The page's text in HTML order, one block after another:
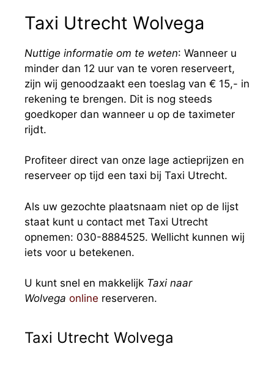
Taxi Utrecht Wolvega
Nuttige informatie om te weten: Wanneer u
minder dan 12 uur van te voren reserveert,
zijn wij genoodzaakt een toeslag van € 15,- in
rekening te brengen. Dit is nog steeds
goedkoper dan wanneer u op de taximeter
rijdt.
Profiteer direct van onze lage actieprijzen en
reserveer op tijd een taxi bij Taxi Utrecht.
Als uw gezochte plaatsnaam niet op de lijst
staat kunt u contact met Taxi Utrecht
opnemen: 030-8884525. Wellicht kunnen wij
iets voor u betekenen.
U kunt snel en makkelijk Taxi naar
Wolvega online reserveren.
Taxi Utrecht Wolvega